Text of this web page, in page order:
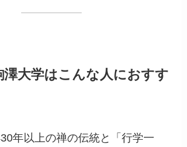
澤大学はこんな人におすす
年以上の禅の伝統と「行学一